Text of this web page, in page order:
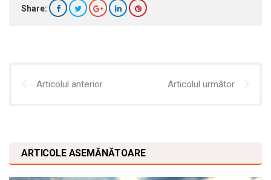
Share:
Articolul anterior Articolul următor
ARTICOLE ASEMĂNĂTOARE